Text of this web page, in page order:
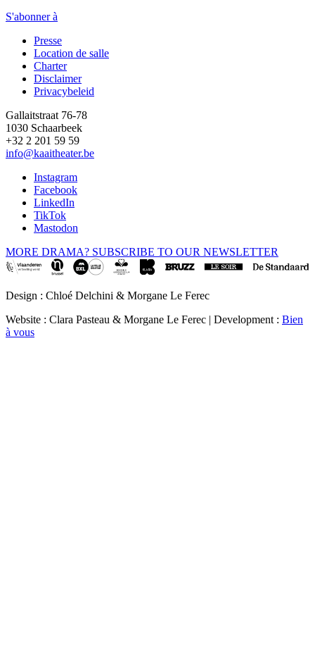
S'abonner à
Footer
Presse
Location de salle
Charter
Disclaimer
Privacybeleid
Gallaitstraat 76-78
1030 Schaarbeek
+32 2 201 59 59
info@kaaitheater.be
Instagram
Facebook
LinkedIn
TikTok
Mastodon
MORE DRAMA? SUBSCRIBE TO OUR NEWSLETTER
Design : Chloé Delchini & Morgane Le Ferec
Website : Clara Pasteau & Morgane Le Ferec | Development : Bien
à vous